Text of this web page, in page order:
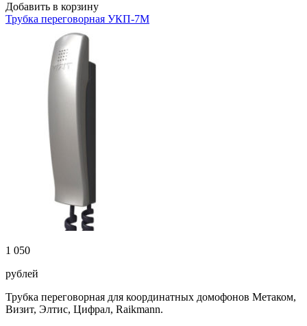
Добавить в корзину
Трубка переговорная УКП-7M
1 050
рублей
Трубка переговорная для координатных домофонов Метаком,
Визит, Элтис, Цифрал, Raikmann.